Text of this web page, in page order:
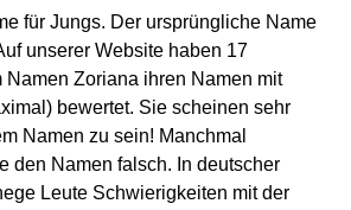
für Jungs. Der ursprüngliche Name
unserer Website haben 17
Namen Zoriana ihren Namen mit
bewertet. Sie scheinen sehr
Namen zu sein! Manchmal
den Namen falsch. In deutscher
Leute Schwierigkeiten mit der